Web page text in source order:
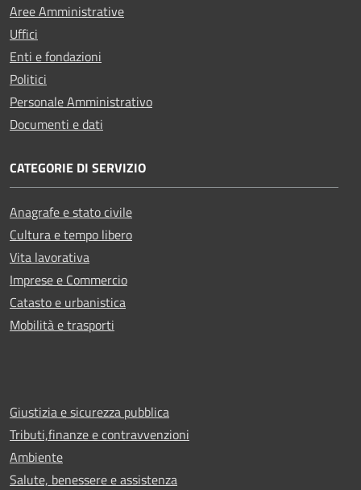
Aree Amministrative
Uffici
Enti e fondazioni
Politici
Personale Amministrativo
Documenti e dati
CATEGORIE DI SERVIZIO
Anagrafe e stato civile
Cultura e tempo libero
Vita lavorativa
Imprese e Commercio
Catasto e urbanistica
Mobilità e trasporti
Giustizia e sicurezza pubblica
Tributi,finanze e contravvenzioni
Ambiente
Salute, benessere e assistenza